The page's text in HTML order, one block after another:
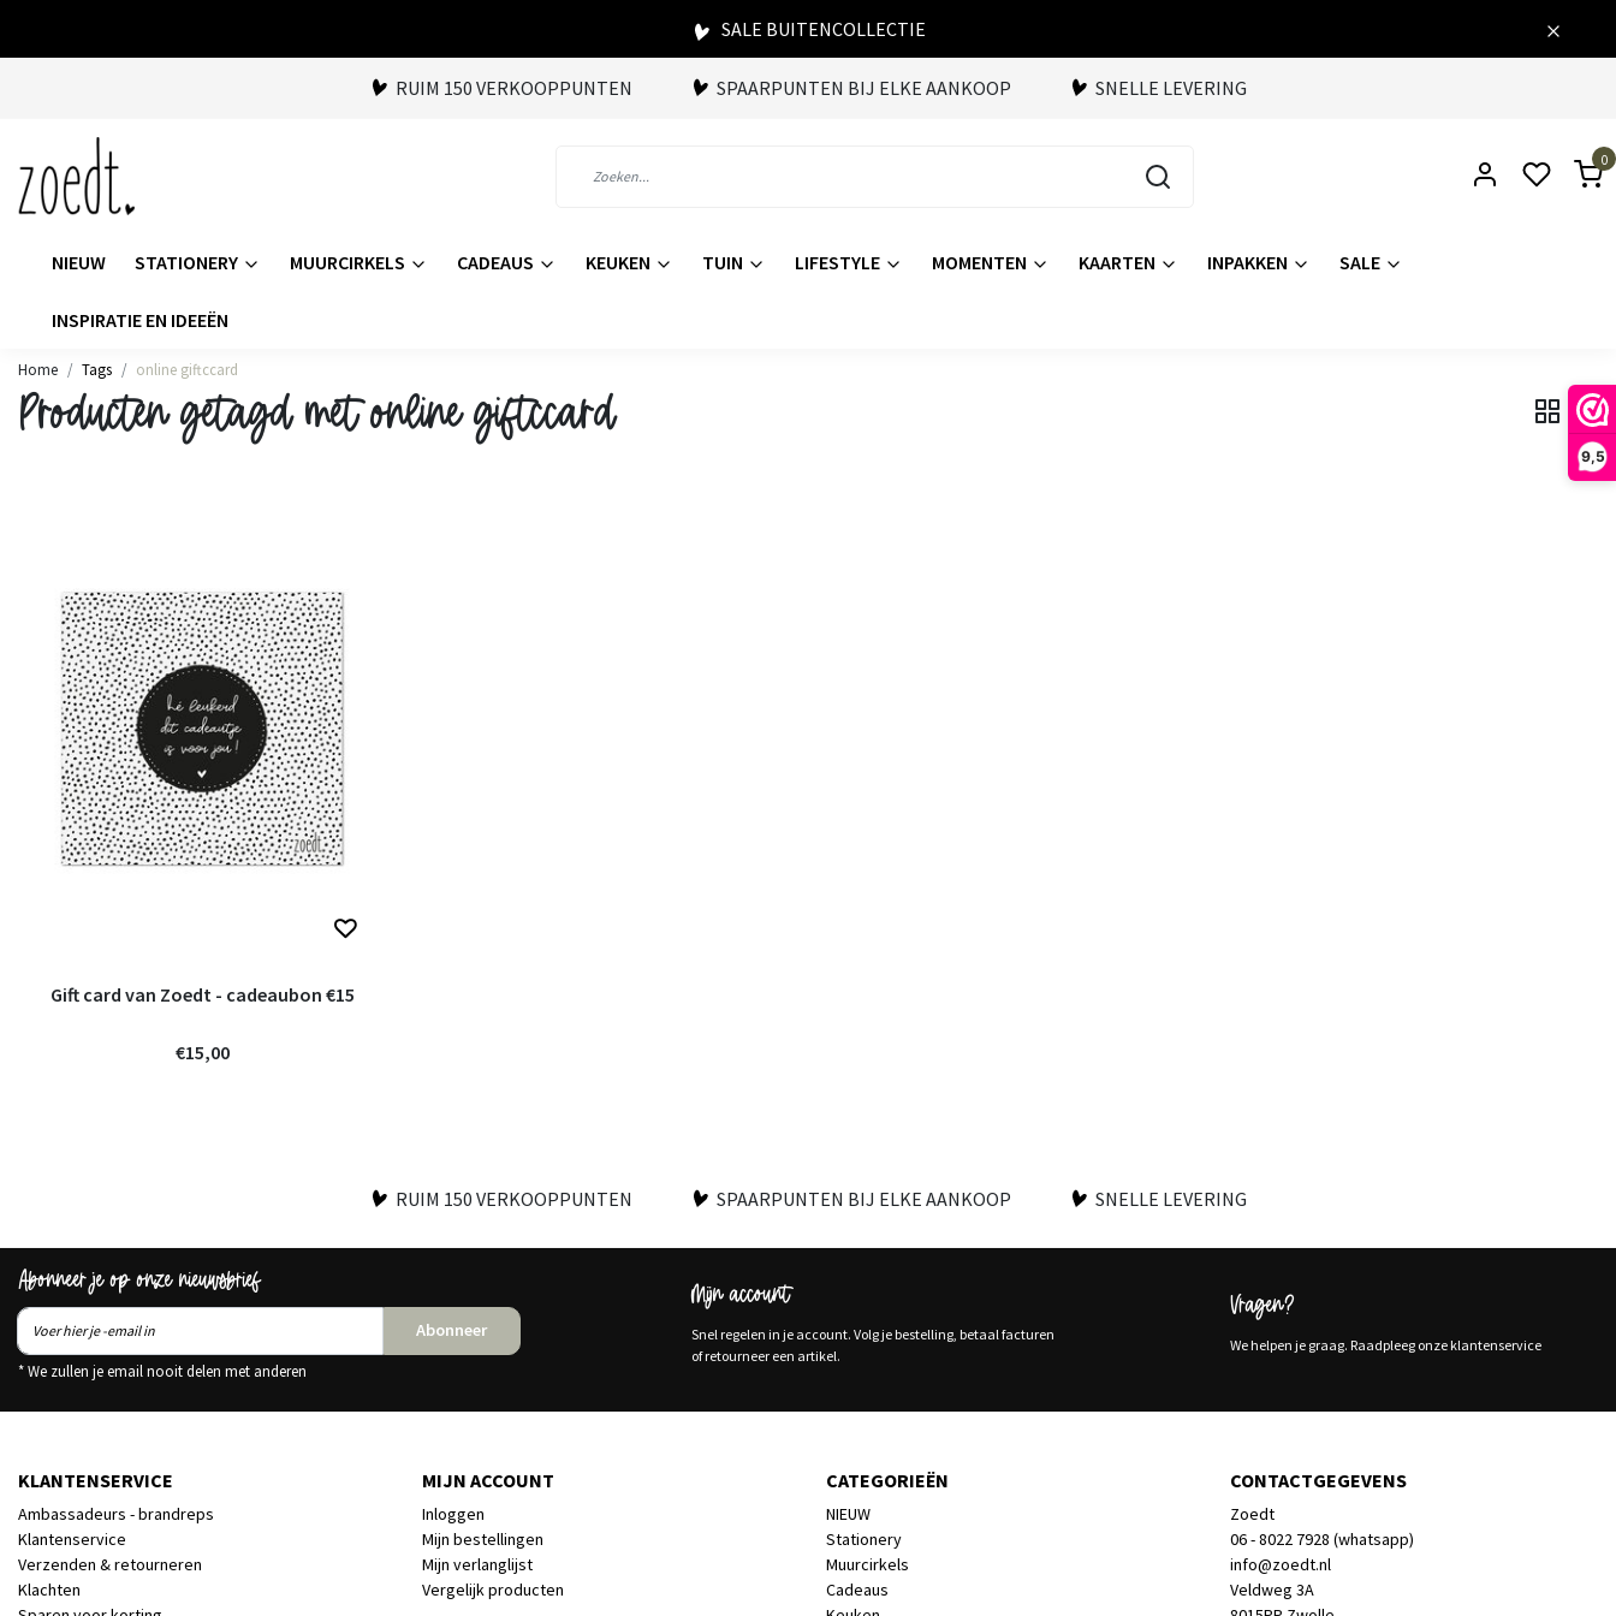
9,5
SALE BUITENCOLLECTIE
RUIM 150 VERKOOPPUNTEN SPAARPUNTEN BIJ ELKE AANKOOP SNELLE LEVERING
0
NIEUW STATIONERY MUURCIRKELS CADEAUS KEUKEN TUIN LIFESTYLE MOMENTEN KAARTEN INPAKKEN SALE
INSPIRATIE EN IDEEËN
Home Tags online giftccard
Producten getagd met online giftccard
Gift card van Zoedt - cadeaubon €15
€15,00
RUIM 150 VERKOOPPUNTEN SPAARPUNTEN BIJ ELKE AANKOOP SNELLE LEVERING
Abonneer je op onze nieuwsbrief
Abonneer
* We zullen je email nooit delen met anderen
Mijn account
Snel regelen in je account. Volg je bestelling, betaal facturen
of retourneer een artikel.
Vragen?
We helpen je graag. Raadpleeg onze klantenservice
KLANTENSERVICE
Ambassadeurs - brandreps
Klantenservice
Verzenden & retourneren
Klachten
MIJN ACCOUNT
Inloggen
Mijn bestellingen
Mijn verlanglijst
Vergelijk producten
CATEGORIEËN
NIEUW
Stationery
Muurcirkels
Cadeaus
CONTACTGEGEVENS
Zoedt
06 - 8022 7928 (whatsapp)
info@zoedt.nl
Veldweg 3A